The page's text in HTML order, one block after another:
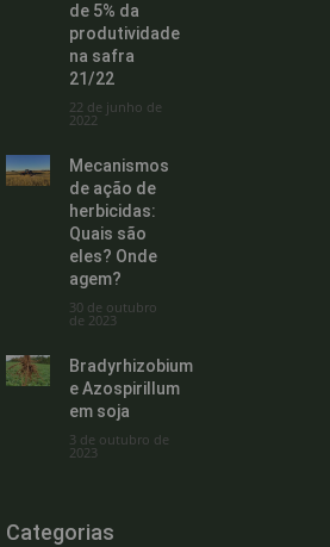
de 5% da
produtividade
na safra
21/22
22 de junho de
2022
Mecanismos
de ação de
herbicidas:
Quais são
eles? Onde
agem?
30 de outubro
de 2023
Bradyrhizobium
e Azospirillum
em soja
3 de outubro de
2023
Categorias